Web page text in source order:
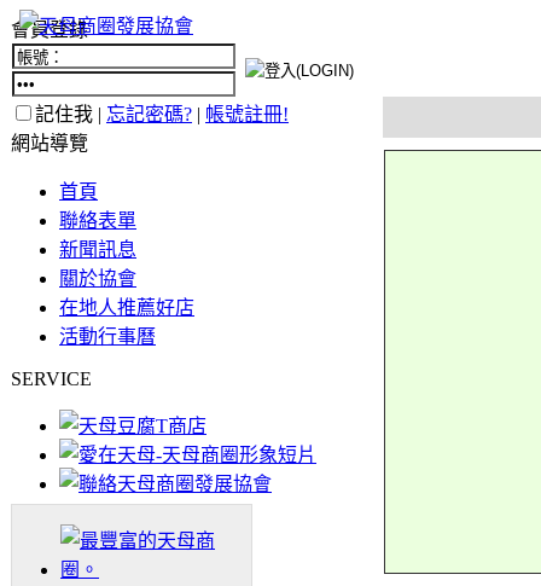
會員登錄
記住我 | 忘記密碼? | 帳號註冊!
網站導覽
首頁
聯絡表單
新聞訊息
關於協會
在地人推薦好店
活動行事曆
SERVICE